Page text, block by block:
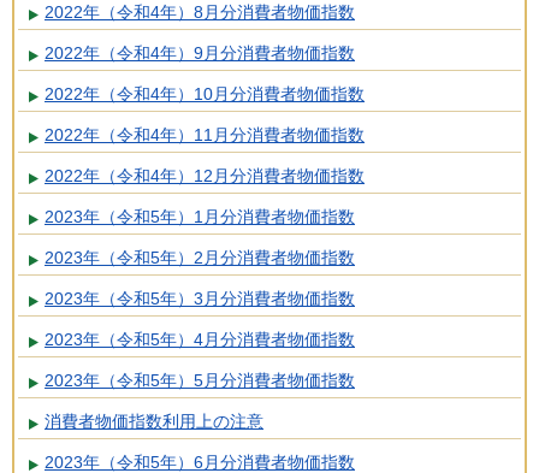
2022年（令和4年）8月分消費者物価指数
2022年（令和4年）9月分消費者物価指数
2022年（令和4年）10月分消費者物価指数
2022年（令和4年）11月分消費者物価指数
2022年（令和4年）12月分消費者物価指数
2023年（令和5年）1月分消費者物価指数
2023年（令和5年）2月分消費者物価指数
2023年（令和5年）3月分消費者物価指数
2023年（令和5年）4月分消費者物価指数
2023年（令和5年）5月分消費者物価指数
消費者物価指数利用上の注意
2023年（令和5年）6月分消費者物価指数